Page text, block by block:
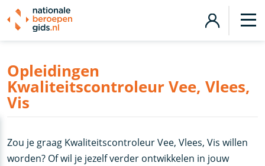
Opleidingen
Kwaliteitscontroleur Vee, Vlees,
Vis
Zou je graag Kwaliteitscontroleur Vee, Vlees, Vis willen
worden? Of wil je jezelf verder ontwikkelen in jouw